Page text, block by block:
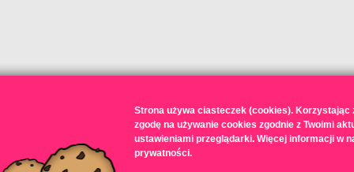
Strona używa ciasteczek (cookies). Korzystając
zgodę na używanie cookies zgodnie z Twoimi
ustawieniami przeglądarki. Więcej informacji w
prywatności.